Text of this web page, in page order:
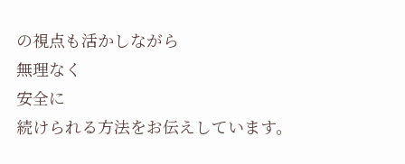
の視点も活かしながら
無理なく
安全に
続けられる方法をお伝えしています。